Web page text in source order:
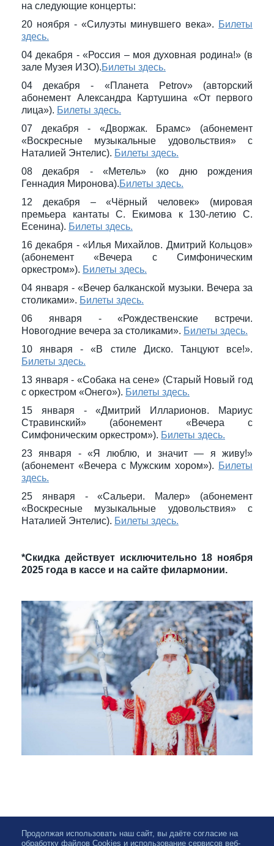
на следующие концерты:
20 ноября - «Силуэты минувшего века». Билеты
здесь.
04 декабря - «Россия – моя духовная родина!» (в
зале Музея ИЗО).Билеты здесь.
04 декабря - «Планета Petrov» (авторский
абонемент Александра Картушина «От первого
лица»). Билеты здесь.
07 декабря - «Дворжак. Брамс» (абонемент
«Воскресные музыкальные удовольствия» с
Наталией Энтелис). Билеты здесь.
08 декабря - «Метель» (ко дню рождения
Геннадия Миронова).Билеты здесь.
12 декабря – «Чёрный человек» (мировая
премьера кантаты С. Екимова к 130-летию С.
Есенина). Билеты здесь.
16 декабря - «Илья Михайлов. Дмитрий Кольцов»
(абонемент «Вечера с Симфоническим
оркестром»). Билеты здесь.
04 января - «Вечер балканской музыки. Вечера за
столиками». Билеты здесь.
06 января - «Рождественские встречи.
Новогодние вечера за столиками». Билеты здесь.
10 января - «В стиле Диско. Танцуют все!».
Билеты здесь.
13 января - «Собака на сене» (Старый Новый год
с оркестром «Онего»). Билеты здесь.
15 января - «Дмитрий Илларионов. Мариус
Стравинский» (абонемент «Вечера с
Симфоническим оркестром»). Билеты здесь.
23 января - «Я люблю, и значит — я живу!»
(абонемент «Вечера с Мужским хором»). Билеты
здесь.
25 января - «Сальери. Малер» (абонемент
«Воскресные музыкальные удовольствия» с
Наталией Энтелис). Билеты здесь.
*Скидка действует исключительно 18 ноября
2025 года в кассе и на сайте филармонии.
Продолжая использовать наш сайт, вы даёте согласие на
обработку файлов Cookies и использование сервисов веб-